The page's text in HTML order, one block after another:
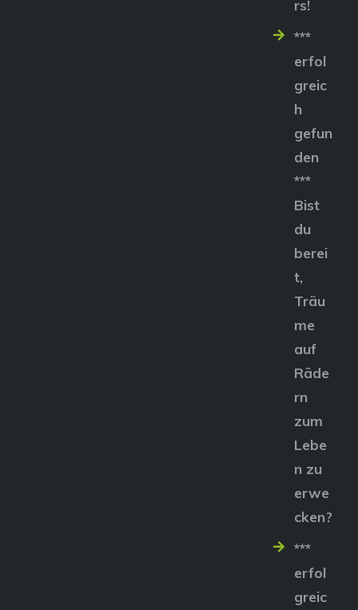
rs!
***
erfol
greic
h
gefun
den
***
Bist
du
berei
t,
Träu
me
auf
Räde
rn
zum
Lebe
n zu
erwe
cken?
***
erfol
greic